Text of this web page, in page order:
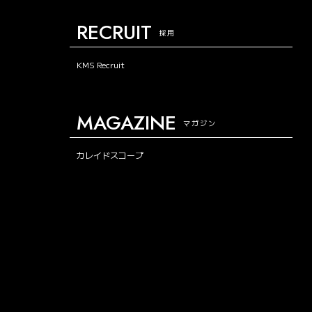
RECRUIT 採用
KMS Recruit
MAGAZINE マガジン
カレイドスコープ